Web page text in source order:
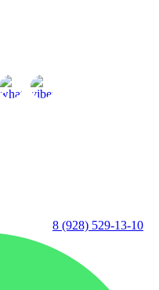
8 (928) 529-13-10